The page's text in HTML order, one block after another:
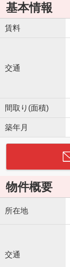
基本情報
賃料
交通
間取り(面積)
築年月
物件概要
所在地
交通